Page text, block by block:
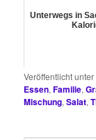
Unterwegs in
Veröffentlicht unter
Essen,Familie,
Mischung,Salat,